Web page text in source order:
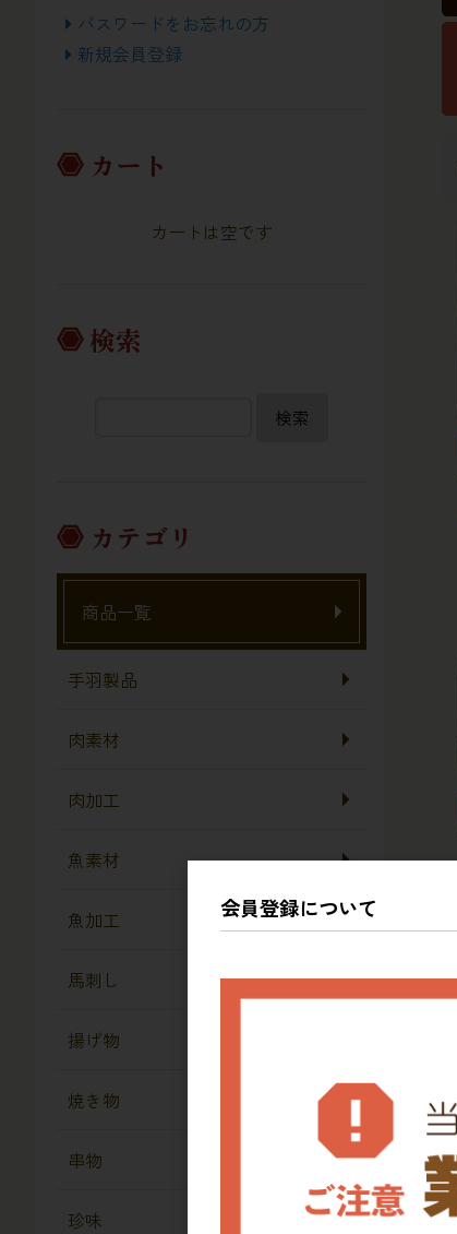
パスワードをお忘れの方
新規会員登録
カート
カートは空です
検索
検索
カテゴリ
商品一覧
手羽製品
肉素材
肉加工
魚素材
魚加工
馬刺し
揚げ物
焼き物
串物
珍味
会員登録について